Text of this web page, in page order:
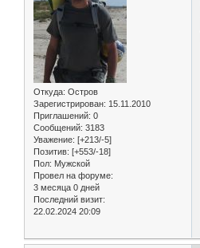
Откуда: Остров
Зарегистрирован: 15.11.2010
Приглашений: 0
Сообщений: 3183
Уважение: [+213/-5]
Позитив: [+553/-18]
Пол: Мужской
Провел на форуме:
3 месяца 0 дней
Последний визит:
22.02.2024 20:09